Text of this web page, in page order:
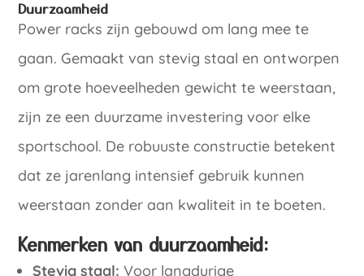
Duurzaamheid
Power racks zijn gebouwd om lang mee te
gaan. Gemaakt van stevig staal en ontworpen
om grote hoeveelheden gewicht te weerstaan,
zijn ze een duurzame investering voor elke
sportschool. De robuuste constructie betekent
dat ze jarenlang intensief gebruik kunnen
weerstaan zonder aan kwaliteit in te boeten.
Kenmerken van duurzaamheid:
Stevig staal: Voor langdurige